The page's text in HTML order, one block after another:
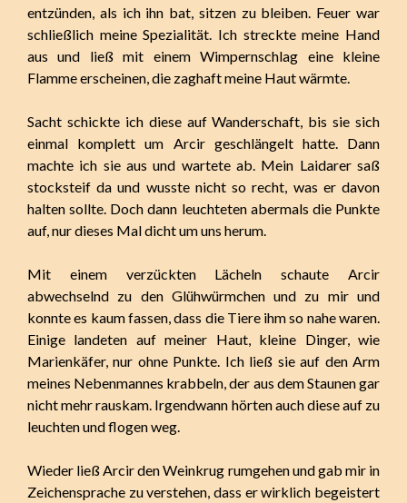
entzünden, als ich ihn bat, sitzen zu bleiben. Feuer war
schließlich meine Spezialität. Ich streckte meine Hand
aus und ließ mit einem Wimpernschlag eine kleine
Flamme erscheinen, die zaghaft meine Haut wärmte.
Sacht schickte ich diese auf Wanderschaft, bis sie sich
einmal komplett um Arcir geschlängelt hatte. Dann
machte ich sie aus und wartete ab. Mein Laidarer saß
stocksteif da und wusste nicht so recht, was er davon
halten sollte. Doch dann leuchteten abermals die Punkte
auf, nur dieses Mal dicht um uns herum.
Mit einem verzückten Lächeln schaute Arcir
abwechselnd zu den Glühwürmchen und zu mir und
konnte es kaum fassen, dass die Tiere ihm so nahe waren.
Einige landeten auf meiner Haut, kleine Dinger, wie
Marienkäfer, nur ohne Punkte. Ich ließ sie auf den Arm
meines Nebenmannes krabbeln, der aus dem Staunen gar
nicht mehr rauskam. Irgendwann hörten auch diese auf zu
leuchten und flogen weg.
Wieder ließ Arcir den Weinkrug rumgehen und gab mir in
Zeichensprache zu verstehen, dass er wirklich begeistert